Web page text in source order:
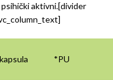
aktivni.[divider
*PU